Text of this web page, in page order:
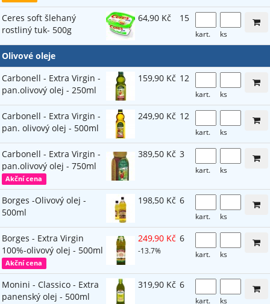
Ceres soft šlehaný
rostliný tuk- 500g
64,90 Kč 15
kart. ks
Olivové oleje
Carbonell - Extra Virgin -
pan.olivový olej - 250ml
159,90 Kč 12
kart. ks
Carbonell - Extra Virgin -
pan. olivový olej - 500ml
249,90 Kč 12
kart. ks
Carbonell - Extra Virgin -
pan.olivový olej - 750ml
Akční cena
389,50 Kč 3
kart. ks
Borges -Olivový olej -
500ml
198,50 Kč 6
kart. ks
Borges - Extra Virgin
100%-olivový olej - 500ml
Akční cena
249,90 Kč
-13.7%
6
kart. ks
Monini - Classico - Extra
panenský olej - 500ml
319,90 Kč 6
kart. ks